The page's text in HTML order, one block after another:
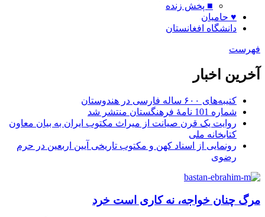
■ پخش زنده
♥ حامیان
دانشگاه افغانستان
فهرست
آخرین اخبار
کتیبه‌های ۶۰۰ ساله فارسی در هندوستان
شماره 101 نامۀ فرهنگستان منتشر شد
روایت یک قرن صیانت از میراث مکتوب ایران به بیان معاون
کتابخانه ملی
رونمایی از اسناد کهن و مکتوب تاریخی آیین اربعین در حرم
رضوی
مرگ چنان خواجه، نه کاری است خرد